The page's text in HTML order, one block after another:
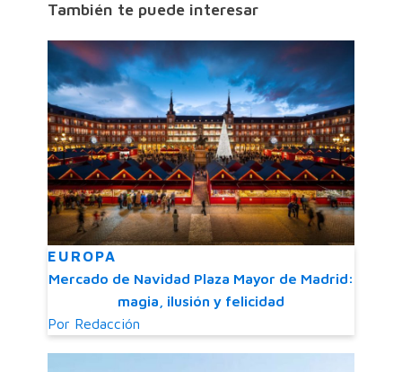
También te puede interesar
EUROPA
Mercado de Navidad Plaza Mayor de Madrid:
magia, ilusión y felicidad
Por Redacción